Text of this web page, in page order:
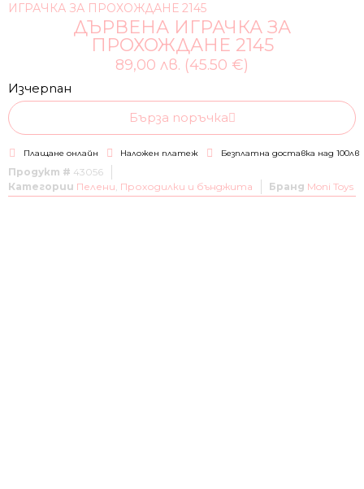
ИГРАЧКА ЗА ПРОХОЖДАНЕ 2145
ДЪРВЕНА ИГРАЧКА ЗА
ПРОХОЖДАНЕ 2145
89,00 лв. (45.50 €)
Изчерпан
Бърза поръчка
Плащане онлайн Наложен платеж Безплатна доставка над 100лв
Продукт # 43056
Категории Пелени, Проходилки и бънджита Бранд Moni Toys